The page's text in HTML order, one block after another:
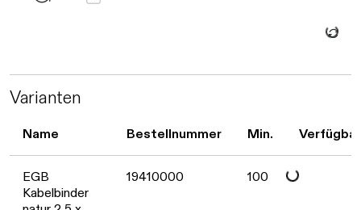
Varianten
Name Bestellnummer Min.
EGB
Kabelbinder
19410000 100